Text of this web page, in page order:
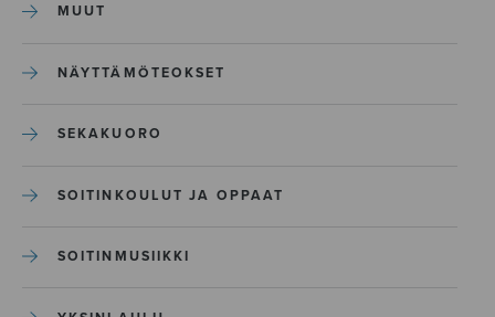
MUUT
NÄYTTÄMÖTEOKSET
SEKAKUORO
SOITINKOULUT JA OPPAAT
SOITINMUSIIKKI